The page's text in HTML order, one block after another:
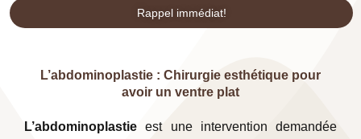
Rappel immédiat!
L’abdominoplastie : Chirurgie esthétique pour
avoir un ventre plat
L’abdominoplastie est une intervention demandée